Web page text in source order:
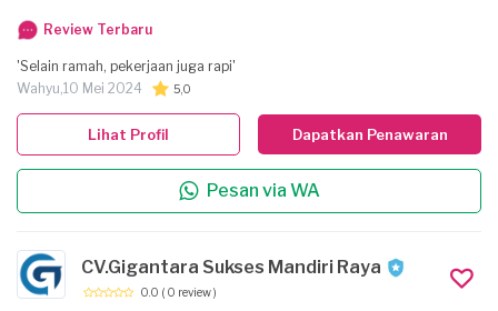
Review Terbaru
'Selain ramah, pekerjaan juga rapi'
Wahyu,10 Mei 2024 5,0
Dapatkan Penawaran
Pesan via WA
Lihat Profil
CV.Gigantara Sukses Mandiri Raya
0.0 ( 0 review )